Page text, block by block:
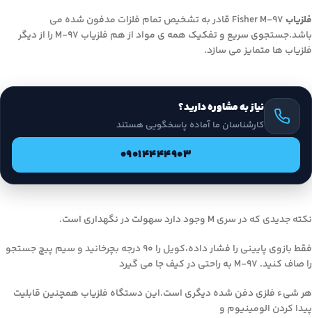
فلزیاب
Fisher M-97 قادر به تشخیص تمام فلزات مدفون شده می
باشد.جستجوی سریع و تفکیک همه ی مواد از هم فلزیاب M-97 را از دیگر
فلزیاب ها متمایز می سازد.
نیاز به مشاوره دارید؟
کارشناسان ما آماده پاسخگویی هستند
09014444903
نکته جدیدی که در سری M وجود دارد سهولت در نگهداری است.
فقط بازوی پایینی را فشار داده،کویل را ۹۰ درجه بچرخانید و سیم پیچ جستجو
را صاف کنید. M-97 به راحتی در کیف جا می گیرد
هر شیء فلزی دفن شده دیگری است.این دستگاه فلزیاب همچنین قابلیت
پیدا کردن الومینیوم و